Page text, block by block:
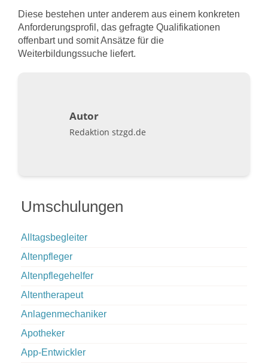
Diese bestehen unter anderem aus einem konkreten
Anforderungsprofil, das gefragte Qualifikationen
offenbart und somit Ansätze für die
Weiterbildungssuche liefert.
Autor
Redaktion stzgd.de
Umschulungen
Alltagsbegleiter
Altenpfleger
Altenpflegehelfer
Altentherapeut
Anlagenmechaniker
Apotheker
App-Entwickler